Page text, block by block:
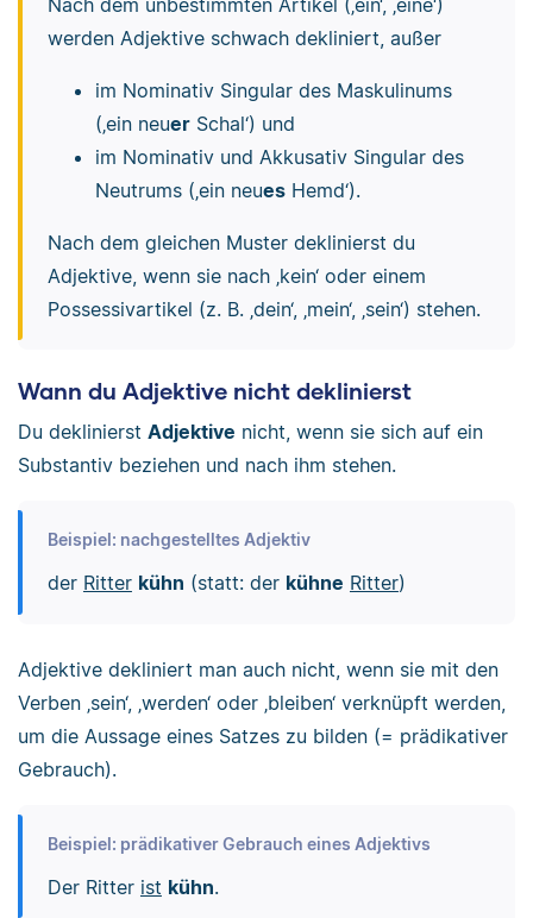
Nach dem unbestimmten Artikel (‚ein‘, ‚eine‘)
werden Adjektive schwach dekliniert, außer
im Nominativ Singular des Maskulinums
(‚ein neuerSchal‘) und
im Nominativ und Akkusativ Singular des
Neutrums (‚ein neuesHemd‘).
Nach dem gleichen Muster deklinierst du
Adjektive, wenn sie nach ‚kein‘ oder einem
Possessivartikel (z. B. ‚dein‘, ‚mein‘, ‚sein‘) stehen.
Wann du Adjektive nicht deklinierst
Du deklinierst Adjektive nicht, wenn sie sich auf ein
Substantiv beziehen und nach ihm stehen.
Beispiel: nachgestelltes Adjektiv
der Ritter kühn (statt: der kühne Ritter)
Adjektive dekliniert man auch nicht, wenn sie mit den
Verben ‚sein‘, ‚werden‘ oder ‚bleiben‘ verknüpft werden,
um die Aussage eines Satzes zu bilden (= prädikativer
Gebrauch).
Beispiel: prädikativer Gebrauch eines Adjektivs
Der Ritter ist kühn.